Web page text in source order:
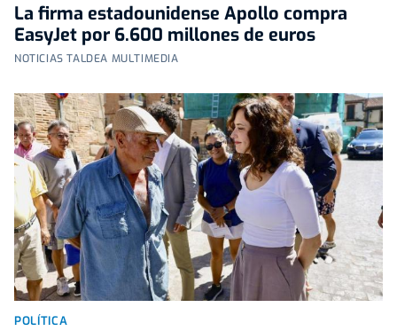
La firma estadounidense Apollo compra
EasyJet por 6.600 millones de euros
NOTICIAS TALDEA MULTIMEDIA
POLÍTICA